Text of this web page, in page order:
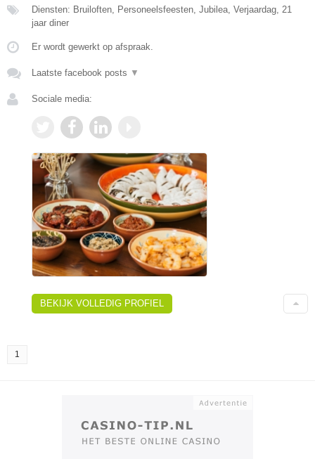
Diensten: Bruiloften, Personeelsfeesten, Jubilea, Verjaardag, 21
jaar diner
Er wordt gewerkt op afspraak.
Laatste facebook posts ▼
Sociale media:
BEKIJK VOLLEDIG PROFIEL
1